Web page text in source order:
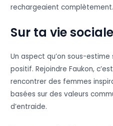
rechargeaient complètement.
Sur ta vie sociale
Un aspect qu’on sous-estime
positif. Rejoindre Faukon,
rencontrer des femmes
basées sur des valeurs
d’entraide.